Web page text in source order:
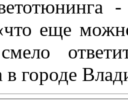
еще
в городе